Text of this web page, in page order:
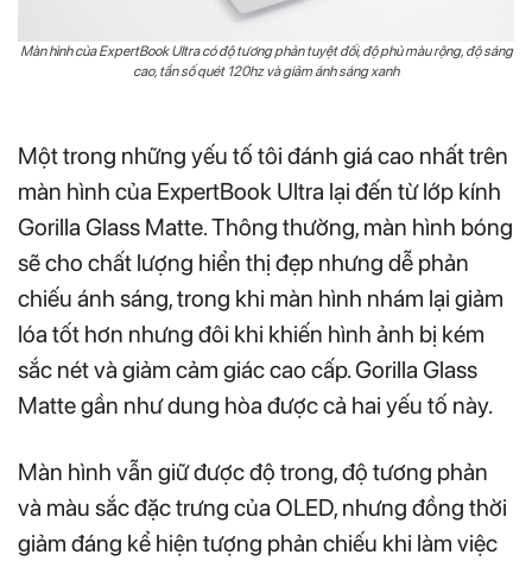
Màn hình của ExpertBook Ultra có độ tương phản tuyệt đối, độ phủ màu rộng, độ sáng
cao, tần số quét 120hz và giảm ánh sáng xanh
Một trong những yếu tố tôi đánh giá cao nhất trên
màn hình của ExpertBook Ultra lại đến từ lớp kính
Gorilla Glass Matte. Thông thường, màn hình bóng
sẽ cho chất lượng hiển thị đẹp nhưng dễ phản
chiếu ánh sáng, trong khi màn hình nhám lại giảm
lóa tốt hơn nhưng đôi khi khiến hình ảnh bị kém
sắc nét và giảm cảm giác cao cấp. Gorilla Glass
Matte gần như dung hòa được cả hai yếu tố này.
Màn hình vẫn giữ được độ trong, độ tương phản
và màu sắc đặc trưng của OLED, nhưng đồng thời
giảm đáng kể hiện tượng phản chiếu khi làm việc